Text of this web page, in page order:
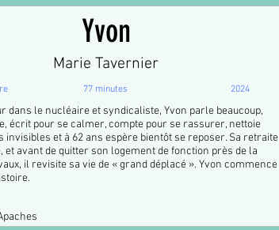
Yvon
Marie Tavernier
77 minutes 2024
dans le nucléaire et syndicaliste, Yvon parle beaucoup,
écrit pour se calmer, compte pour se rassurer, nettoie
invisibles et à 62 ans espère bientôt se reposer. Sa retraite
et avant de quitter son logement de fonction près de la
il revisite sa vie de « grand déplacé ». Yvon commence